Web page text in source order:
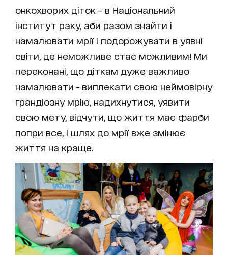
онкохворих діток – в Національний
інститут раку, аби разом знайти і
намалювати мрії і подорожувати в уявні
світи, де неможливе стає можливим! Ми
переконані, що діткам дуже важливо
намалювати - виплекати свою неймовірну
грандіозну мрію, надихнутися, уявити
свою мету, відчути, що життя має фарби
попри все, і шлях до мрії вже змінює
життя на краще.